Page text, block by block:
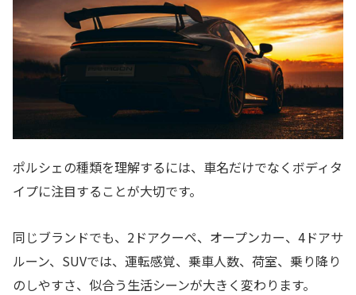
ポルシェの種類を理解するには、車名だけでなくボディタ
イプに注目することが大切です。
同じブランドでも、2ドアクーペ、オープンカー、4ドアサ
ルーン、SUVでは、運転感覚、乗車人数、荷室、乗り降り
のしやすさ、似合う生活シーンが大きく変わります。